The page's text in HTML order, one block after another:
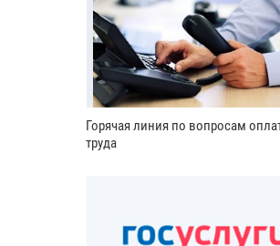
Горячая линия по вопросам
труда